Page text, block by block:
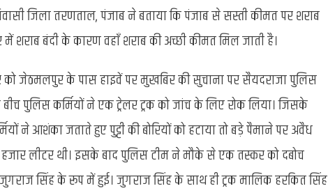
जिला तरणताल, पंजाब ने बताया कि पंजाब से सस्ती कीमत पर शराब
शराब बंदी के कारण वहाँ शराब की अच्छी कीमत मिल जाती है।
को जेठमलपुर के पास हाइवें पर मुखबिर की सुचाना पर सैयदराजा पुलिस
पुलिस कर्मियों ने एक ट्रेलर ट्रक को जांच के लिए रोक लिया। जिसके
ने आशंका जताते हुए पुट्टी की बोरियों को हटाया तो बड़े पैमाने पर अवैध
हजार लीटर थी। इसके बाद पुलिस टीम ने मौके से एक तस्कर को दबोच
सिंह के रूप में हुई। जुगराज सिंह के साथ ही ट्रक मालिक हरकित सिंह